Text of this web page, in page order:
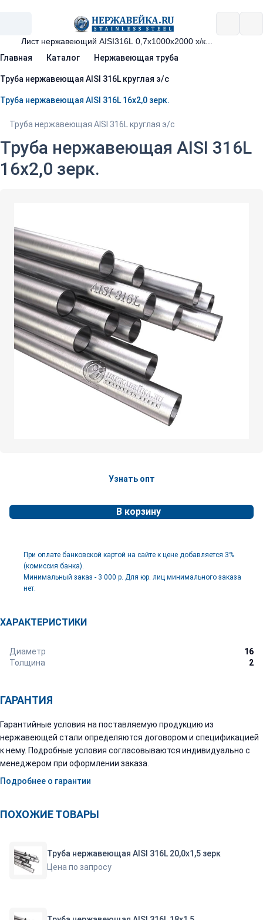
Главная Каталог Нержавеющая труба
Труба нержавеющая AISI 316L круглая э/с
Труба нержавеющая AISI 316L 16х2,0 зерк.
Труба нержавеющая AISI 316L круглая э/с
Труба нержавеющая AISI 316L
16х2,0 зерк.
Узнать опт
В корзину
При оплате банковской картой на сайте к цене добавляется 3%
(комиссия банка).
Минимальный заказ - 3 000 р. Для юр. лиц минимального заказа
нет.
ХАРАКТЕРИСТИКИ
Диаметр
16
Толщина
2
ГАРАНТИЯ
Гарантийные условия на поставляемую продукцию из
нержавеющей стали определяются договором и спецификацией
к нему. Подробные условия согласовываются индивидуально с
менеджером при оформлении заказа.
Подробнее о гарантии
ПОХОЖИЕ ТОВАРЫ
Труба нержавеющая AISI 316L 20,0х1,5 зерк
Цена по запросу